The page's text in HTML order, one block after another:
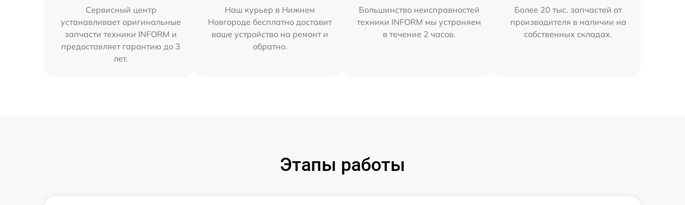
Сервисный центр
устанавливает оригинальные
запчасти техники INFORM и
предоставляет гарантию до 3
лет.
Наш курьер в Нижнем
Новгороде бесплатно доставит
ваше устройство на ремонт и
обратно.
Большинство неисправностей
техники INFORM мы устраняем
в течение 2 часов.
Более 20 тыс. запчастей от
производителя в наличии на
собственных складах.
Этапы работы